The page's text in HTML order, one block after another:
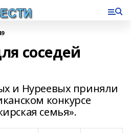
соседей
и Нуреевых приняли
конкурсе
семья».